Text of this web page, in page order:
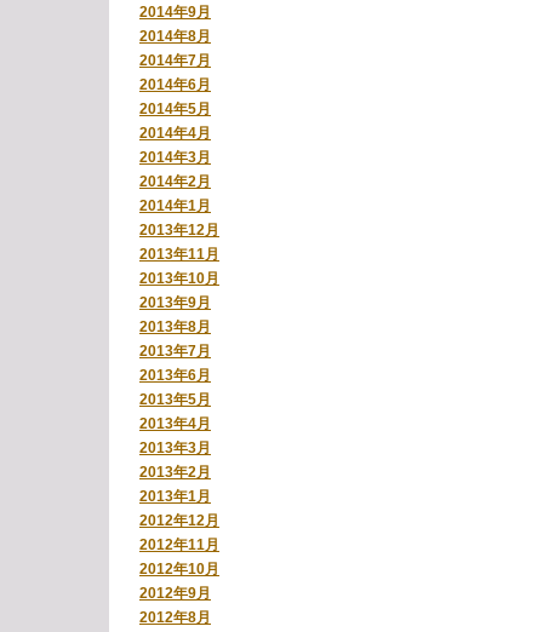
2014年9月
2014年8月
2014年7月
2014年6月
2014年5月
2014年4月
2014年3月
2014年2月
2014年1月
2013年12月
2013年11月
2013年10月
2013年9月
2013年8月
2013年7月
2013年6月
2013年5月
2013年4月
2013年3月
2013年2月
2013年1月
2012年12月
2012年11月
2012年10月
2012年9月
2012年8月